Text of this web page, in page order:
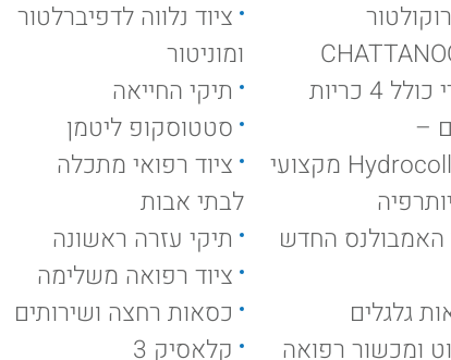
מקורי כולל 4 כריות
–
Hydrocollator מקצועי
האמבולנס החדש
גלגלים
ומכשור רפואה
ציוד נלווה לדפיברלטור
ומוניטור
תיקי החייאה
סטטוסקופ ליטמן
ציוד רפואי מתכלה
לבתי אבות
תיקי עזרה ראשונה
ציוד רפואה משלימה
כסאות רחצה ושירותים
קלאסיק 3